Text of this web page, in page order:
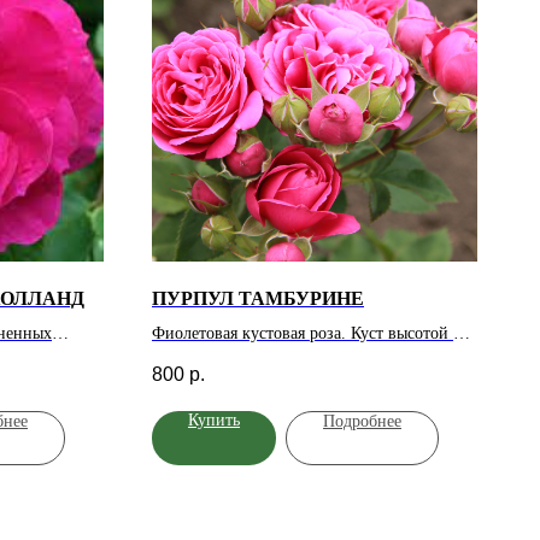
по
ПУРПУЛ ТАМБУРИНЕ
Фиолетовая кустовая роза. Куст высотой 80-
густомахровые, диаметром 6-8 см.
Устойчивость к жаре высокая.
800 р.
Купить Подробнее